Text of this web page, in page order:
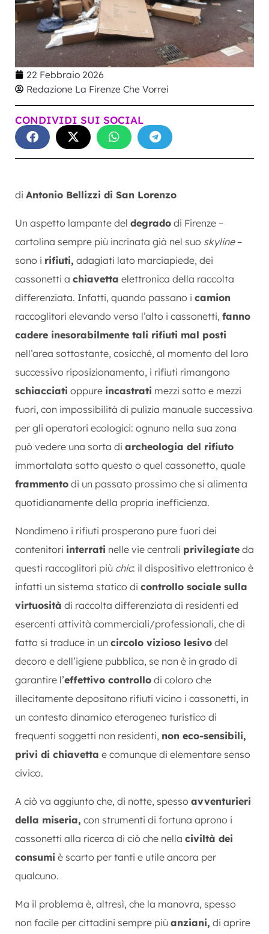
22 Febbraio 2026
Redazione La Firenze Che Vorrei
CONDIVIDI SUI SOCIAL
di Antonio Bellizzi di San Lorenzo
Un aspetto lampante del degrado di Firenze –
cartolina sempre più incrinata già nel suo skyline–
sono i rifiuti, adagiati lato marciapiede, dei
cassonetti a chiavetta elettronica della raccolta
differenziata. Infatti, quando passano i camion
raccoglitori elevando verso l’alto i cassonetti, fanno
cadere inesorabilmente tali rifiuti mal posti
nell’area sottostante, cosicché, al momento del loro
successivo riposizionamento, i rifiuti rimangono
schiacciati oppure incastrati mezzi sotto e mezzi
fuori, con impossibilità di pulizia manuale successiva
per gli operatori ecologici: ognuno nella sua zona
può vedere una sorta di archeologia del rifiuto
immortalata sotto questo o quel cassonetto, quale
frammento di un passato prossimo che si alimenta
quotidianamente della propria inefficienza.
Nondimeno i rifiuti prosperano pure fuori dei
contenitori interrati nelle vie centrali privilegiate da
questi raccoglitori più chic: il dispositivo elettronico è
infatti un sistema statico di controllo sociale sulla
virtuosità di raccolta differenziata di residenti ed
esercenti attività commerciali/professionali, che di
fatto si traduce in un circolo vizioso lesivo del
decoro e dell’igiene pubblica, se non è in grado di
garantire l’effettivo controllo di coloro che
illecitamente depositano rifiuti vicino i cassonetti, in
un contesto dinamico eterogeneo turistico di
frequenti soggetti non residenti, non eco-sensibili,
privi di chiavetta e comunque di elementare senso
civico.
A ciò va aggiunto che, di notte, spesso avventurieri
della miseria, con strumenti di fortuna aprono i
cassonetti alla ricerca di ciò che nella civiltà dei
consumi è scarto per tanti e utile ancora per
qualcuno.
Ma il problema è, altresì, che la manovra, spesso
non facile per cittadini sempre più anziani, di aprire